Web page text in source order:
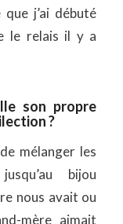
j’ai débuté
le relais il y a
son propre
?
mélanger les
bijou
nous avait ou
mère aimait